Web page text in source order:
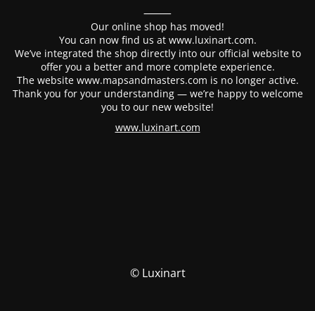
⸻
Our online shop has moved!
You can now find us at www.luxinart.com.
We’ve integrated the shop directly into our official website to
offer you a better and more complete experience.
The website www.mapsandmasters.com is no longer active.
Thank you for your understanding — we’re happy to welcome
you to our new website!
www.luxinart.com
© Luxinart